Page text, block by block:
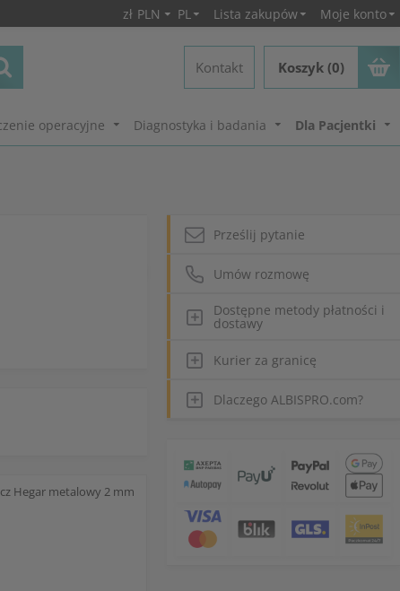
zł PLN PL Lista zakupów Moje konto
Kontakt Koszyk (0)
operacyjne Diagnostyka i badania Dla Pacjentki
Hegar metalowy 2 mm
Prześlij pytanie
Umów rozmowę
Dostępne metody płatności i
dostawy
Kurier za granicę
Dlaczego ALBISPRO.com?